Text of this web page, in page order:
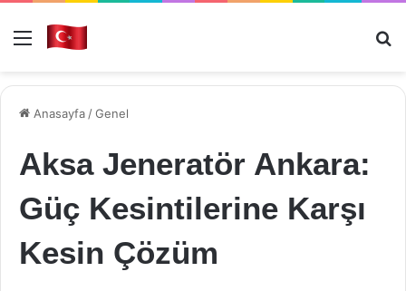
Menü
Anasayfa /Genel
Aksa Jeneratör Ankara:
Güç Kesintilerine Karşı
Kesin Çözüm